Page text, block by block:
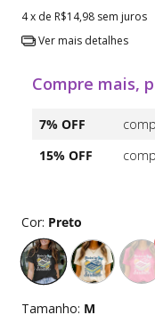
4x de R$14,98 sem juros
Ver mais detalhes
Compre mais,
7% OFF
15% OFF
Cor: Preto
Tamanho: M